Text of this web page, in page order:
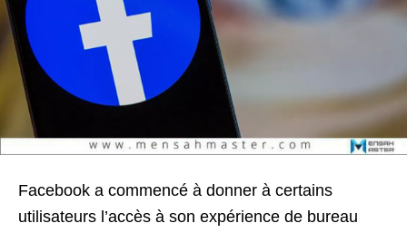
Facebook a commencé à donner à certains
utilisateurs l’accès à son expérience de bureau